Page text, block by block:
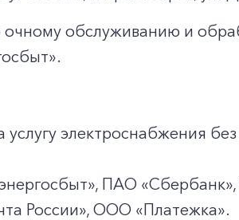
обслуживанию и
электроснабжения
ПАО
России», ООО «Платежка».